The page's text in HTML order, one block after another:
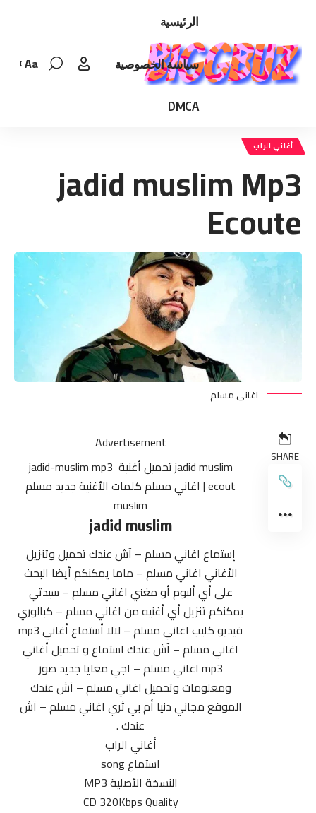
الرئيسية
سياسة الخصوصية
DMCA
Font
Aa
أغاني الراب
jadid muslim Mp3
Ecoute
اغانى مسلم
SHARE
Advertisement
jadid muslim تحميل أغنية ‏ jadid-muslim mp3
ecout | اغاني مسلمكلمات الأغنية جديد مسلم
muslim
jadid muslim
إستماع اغاني مسلم – آش عندك تحميل وتنزيل
الأغاني اغاني مسلم – ماما يمكنكم أيضا البحث
على أي ألبوم أو مغني اغاني مسلم – سيدتي
يمكنكم تنزيل أي أغنيه من اغاني مسلم – كبالوري
فيديو كليب اغاني مسلم – لالا أستماع أغاني mp3
اغانيمسلم – آش عندك استماع و تحميل أغاني
mp3 اغاني مسلم – اجي معايا جديد صور
ومعلومات وتحميل اغاني مسلم – آش عندك
الموقع مجاني دنيا أم بي ثري اغاني مسلم – آش
عندك .
أغاني الراب
استماعsong
النسخة الأصلية MP3
CD 320Kbps Quality